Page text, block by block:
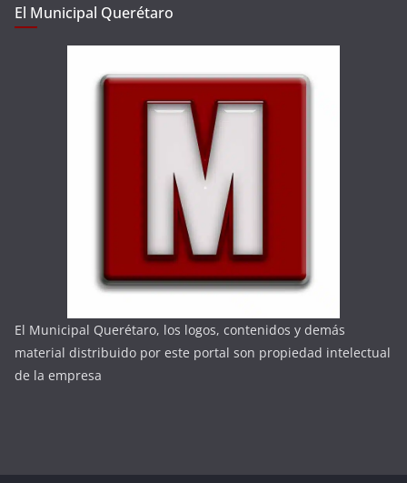
El Municipal Querétaro
El Municipal Querétaro, los logos, contenidos y demás
material distribuido por este portal son propiedad intelectual
de la empresa